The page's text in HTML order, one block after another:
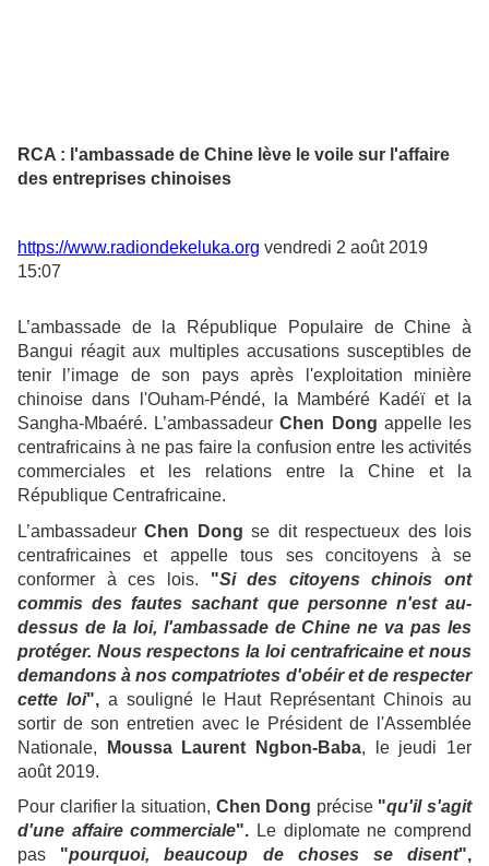
RCA : l'ambassade de Chine lève le voile sur l'affaire
des entreprises chinoises
https://www.radiondekeluka.org vendredi 2 août 2019
15:07
L’ambassade de la République Populaire de Chine à
Bangui réagit aux multiples accusations susceptibles de
tenir l’image de son pays après l'exploitation minière
chinoise dans l'Ouham-Péndé, la Mambéré Kadéï et la
Sangha-Mbaéré. L’ambassadeurChen Dong appelle les
centrafricains à ne pas faire la confusion entre les activités
commerciales et les relations entre la Chine et la
République Centrafricaine.
L’ambassadeurChen Dong se dit respectueux des lois
centrafricaines et appelle tous ses concitoyens à se
conformer à ces lois. "Si des citoyens chinois ont
commis des fautes sachant que personne n'est au-
dessus de la loi, l'ambassade de Chine ne va pas les
protéger. Nous respectons la loi centrafricaine et nous
demandons à nos compatriotes d'obéir et de respecter
cette loi",a souligné le Haut Représentant Chinois au
sortir de son entretien avec le Président de l'Assemblée
Nationale,
Moussa Laurent Ngbon-Baba, le jeudi 1er
août 2019.
Pour clarifier la situation, Chen Dong précise "qu'il s'agit
d'une affaire commerciale". Le diplomate ne comprend
pas "pourquoi, beaucoup de choses se disent",